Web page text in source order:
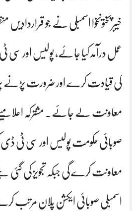
خیبرپختونخوا اسمبلی نے جو
عمل درآمد کیا جائے، پولیس اور
کی قیادت کرے اور ضرورت پڑنے
معاونت لے جائے۔ مشترکہ اعلامیے
صوبائی حکومت پولیس اور سی ٹی
معاونت کرے گی جبکہ تجویز کی گئی
اسمبلی صوبائی ایکشن پلان مرتب